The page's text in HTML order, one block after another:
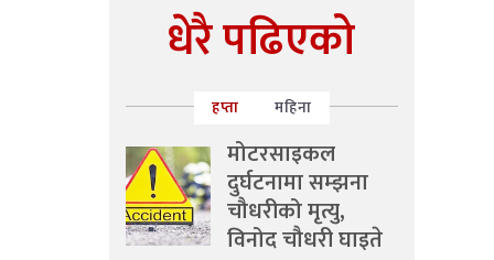
धेरै पढिएको
हप्ता महिना
मोटरसाइकल
दुर्घटनामा सम्झना
चौधरीको मृत्यु,
विनोद चौधरी घाइते